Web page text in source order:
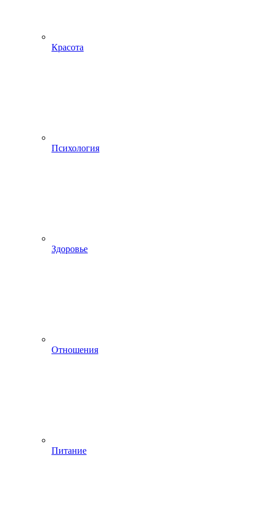
Красота
Психология
Здоровье
Отношения
Питание